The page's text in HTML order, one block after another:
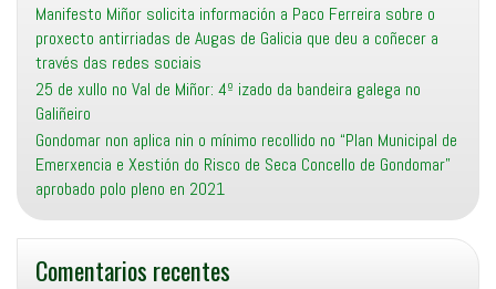
Manifesto Miñor solicita información a Paco Ferreira sobre o
proxecto antirriadas de Augas de Galicia que deu a coñecer a
través das redes sociais
25 de xullo no Val de Miñor: 4º izado da bandeira galega no
Galiñeiro
Gondomar non aplica nin o mínimo recollido no “Plan Municipal de
Emerxencia e Xestión do Risco de Seca Concello de Gondomar”
aprobado polo pleno en 2021
Comentarios recentes